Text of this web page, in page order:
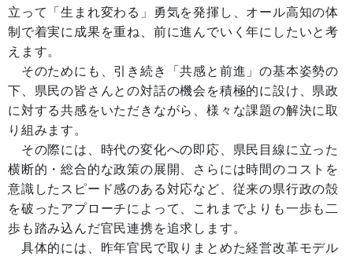
立って「生まれ変わる」勇気を発揮し、オール高知の体
制で着実に成果を重ね、前に進んでいく年にしたいと考
えます。
そのためにも、引き続き「共感と前進」の基本姿勢の
下、県民の皆さんとの対話の機会を積極的に設け、県政
に対する共感をいただきながら、様々な課題の解決に取
り組みます。
その際には、時代の変化への即応、県民目線に立った
横断的・総合的な政策の展開、さらには時間のコストを
意識したスピード感のある対応など、従来の県行政の殻
を破ったアプローチによって、これまでよりも一歩も二
歩も踏み込んだ官民連携を追求します。
具体的には、昨年官民で取りまとめた経営改革モデル